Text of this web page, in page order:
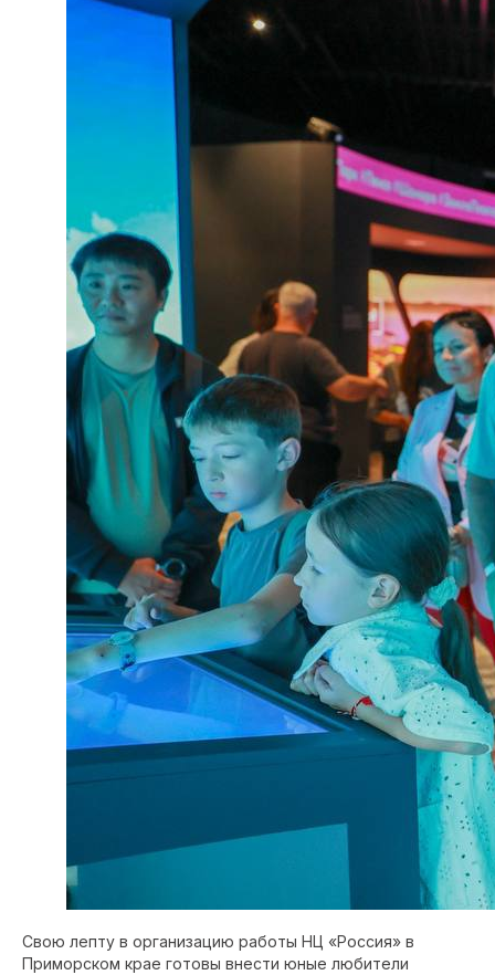
Свою лепту в организацию работы НЦ «Россия» в
Приморском крае готовы внести юные любители